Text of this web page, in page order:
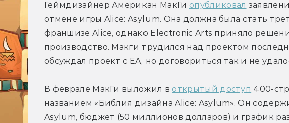
Геймдизайнер Американ МакГи опубликовал
отмене игры Alice: Asylum. Она должна была стать
франшизе Alice, однако Electronic Arts приняло
производство. Макги трудился над проектом
обсуждал проект с EA, но договориться так и не
В феврале МакГи выложил в открытый доступ 400-
названием «Библия дизайна Alice: Asylum». Он
Asylum, бюджет (50 миллионов долларов) и график